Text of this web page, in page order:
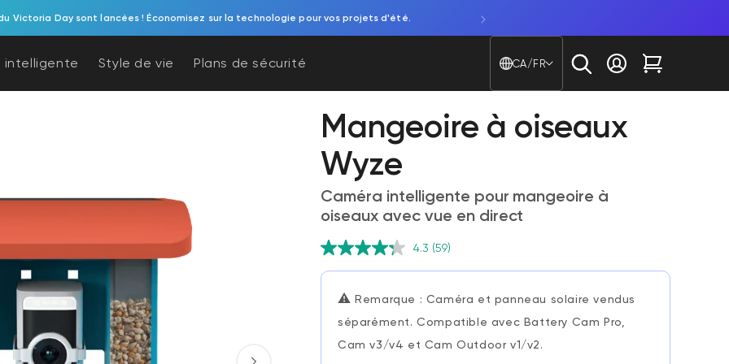
Victoria Day sont lancées ! Économisez sur la technologie pour vos projets d'été. Découvrez notre NOUVELLE caméra de fenêtre.
intelligente Style de vie Plans de sécurité
Pays/région - Langue
CA/FR
Se connecter
Chariot
Mangeoire à oiseaux
Wyze
Caméra intelligente pour mangeoire à
oiseaux avec vue en direct
4.3 (59)
⚠️Remarque : Caméra et panneau solaire vendus
séparément. Compatible avec Battery Cam Pro,
Cam v3/v4 et Cam Outdoor v1/v2.